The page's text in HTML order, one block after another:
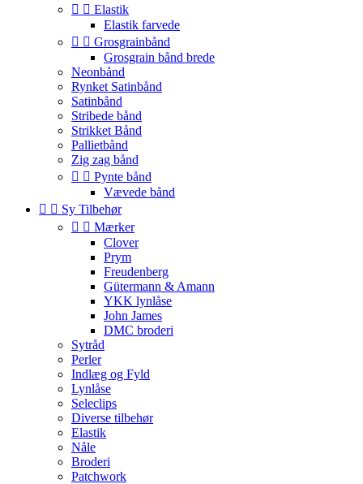
  Elastik
Elastik farvede
  Grosgrainbånd
Grosgrain bånd brede
Neonbånd
Rynket Satinbånd
Satinbånd
Stribede bånd
Strikket Bånd
Pallietbånd
Zig zag bånd
  Pynte bånd
Vævede bånd
  Sy Tilbehør
  Mærker
Clover
Prym
Freudenberg
Gütermann & Amann
YKK lynlåse
John James
DMC broderi
Sytråd
Perler
Indlæg og Fyld
Lynlåse
Seleclips
Diverse tilbehør
Elastik
Nåle
Broderi
Patchwork